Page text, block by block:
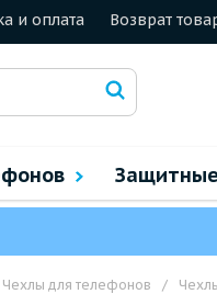
и оплата Возврат
Чехлы для телефонов /